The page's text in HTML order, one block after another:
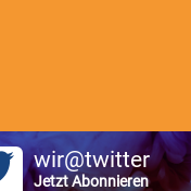
wir@twitter
Jetzt Abonnieren